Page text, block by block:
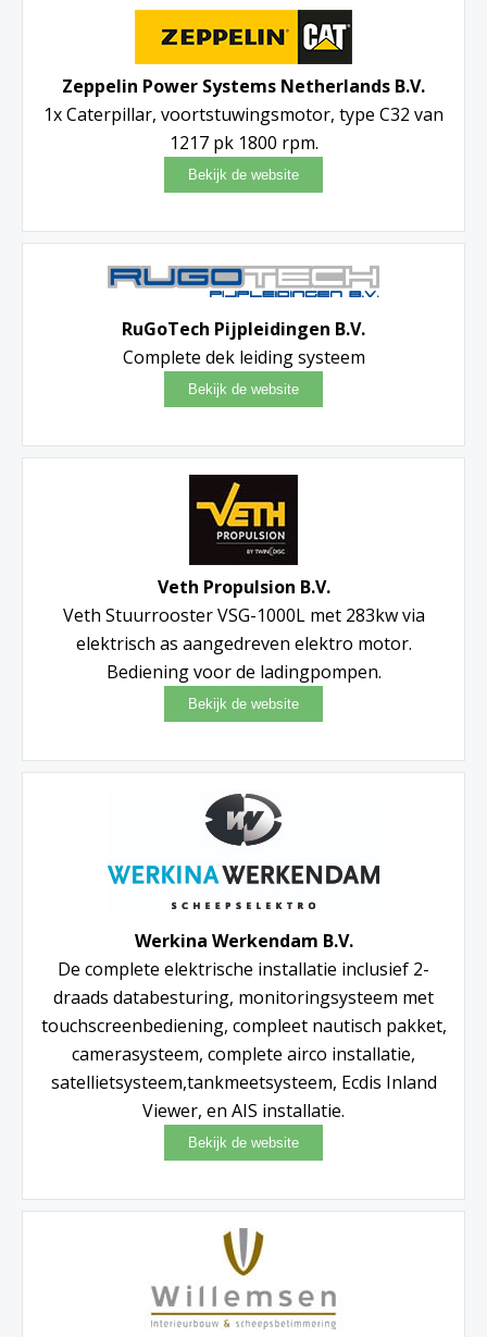
Zeppelin Power Systems Netherlands B.V.
1x Caterpillar, voortstuwingsmotor, type C32 van
1217 pk 1800 rpm.
RuGoTech Pijpleidingen B.V.
Complete dek leiding systeem
Veth Propulsion B.V.
Veth Stuurrooster VSG-1000L met 283kw via
elektrisch as aangedreven elektro motor.
Bediening voor de ladingpompen.
Werkina Werkendam B.V.
De complete elektrische installatie inclusief 2-
draads databesturing, monitoringsysteem met
touchscreenbediening, compleet nautisch pakket,
camerasysteem, complete airco installatie,
satellietsysteem,tankmeetsysteem, Ecdis Inland
Viewer, en AIS installatie.